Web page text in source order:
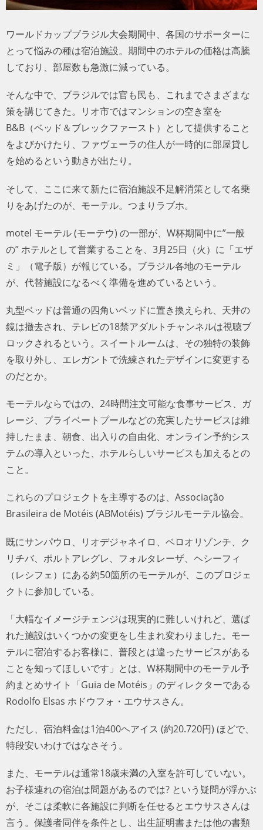
コラム
ワールドカップブラジル大会期間中、各国のサポーターに
とって悩みの種は宿泊施設。期間中のホテルの価格は高騰
しており、部屋数も急激に減っている。
そんな中で、ブラジルでは官も民も、これまでさまざまな
策を講じてきた。リオ市ではマンションの空き室を
B&B（ベッド＆ブレックファースト）として提供すること
をよびかけたり、ファヴェーラの住人が一時的に部屋貸し
を始めるという動きが出たり。
そして、ここに来て新たに宿泊施設不足解消策として名乗
りをあげたのが、モーテル。つまりラブホ。
motel モーテル (モーテウ) の一部が、W杯期間中に”一般
の” ホテルとして営業することを、3月25日（火）に「エザ
ミ」（電子版）が報じている。ブラジル各地のモーテル
が、代替施設になるべく準備を進めているという。
丸型ベッドは普通の四角いベッドに置き換えられ、天井の
鏡は撤去され、テレビの18禁アダルトチャンネルは視聴ブ
ロックされるという。スイートルームは、その独特の装飾
を取り外し、エレガントで洗練されたデザインに変更する
のだとか。
モーテルならではの、24時間注文可能な食事サービス、ガ
レージ、プライベートプールなどの充実したサービスは維
持したまま、朝食、出入りの自由化、オンライン予約シス
テムの導入といった、ホテルらしいサービスも加えるとの
こと。
これらのプロジェクトを主導するのは、Associação
Brasileira de Motéis (ABMotéis) ブラジルモーテル協会。
既にサンパウロ、リオデジャネイロ、ベロオリゾンチ、ク
リチバ、ポルトアレグレ、フォルタレーザ、ヘシーフィ
（レシフェ）にある約50箇所のモーテルが、このプロジェ
クトに参加している。
「大幅なイメージチェンジは現実的に難しいけれど、選ば
れた施設はいくつかの変更をし生まれ変わりました。モー
テルに宿泊するお客様に、普段とは違ったサービスがある
ことを知ってほしいです」とは、W杯期間中のモーテル予
約まとめサイト「Guia de Motéis」のディレクターである
Rodolfo Elsas ホドウフォ・エウサスさん。
ただし、宿泊料金は1泊400ヘアイス (約20.720円) ほどで、
特段安いわけではなさそう。
また、モーテルは通常18歳未満の入室を許可していない。
お子様連れの宿泊は問題があるのでは? という疑問が浮かぶ
が、そこは柔軟に各施設に判断を任せるとエウサスさんは
言う。保護者同伴を条件とし、出生証明書または他の書類